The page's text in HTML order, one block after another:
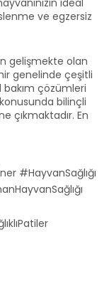
ideal
ve egzersiz
gelişmekte olan
genelinde çeşitli
çözümleri
bilinçli
çıkmaktadır. En
#HayvanSağlığı